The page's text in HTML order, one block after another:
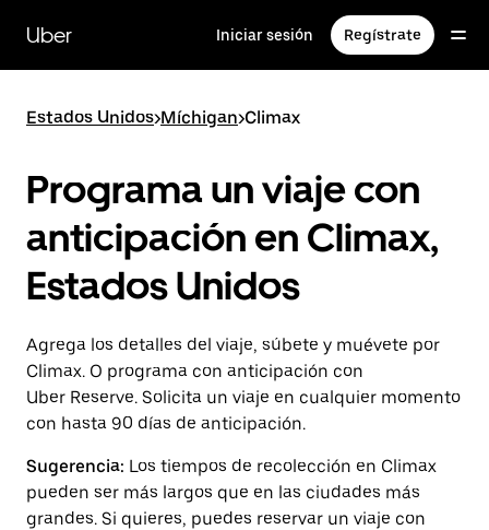
contenido
principal
Uber Iniciar sesión Regístrate
Estados Unidos>Míchigan>Climax
Programa un viaje con
anticipación en Climax,
Estados Unidos
Agrega los detalles del viaje, súbete y muévete por
Climax. O programa con anticipación con
Uber Reserve. Solicita un viaje en cualquier momento
con hasta 90 días de anticipación.
Sugerencia: Los tiempos de recolección en Climax
pueden ser más largos que en las ciudades más
grandes. Si quieres, puedes reservar un viaje con